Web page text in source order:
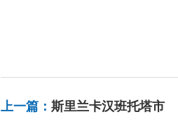
上一篇： 斯里兰卡汉班托塔市